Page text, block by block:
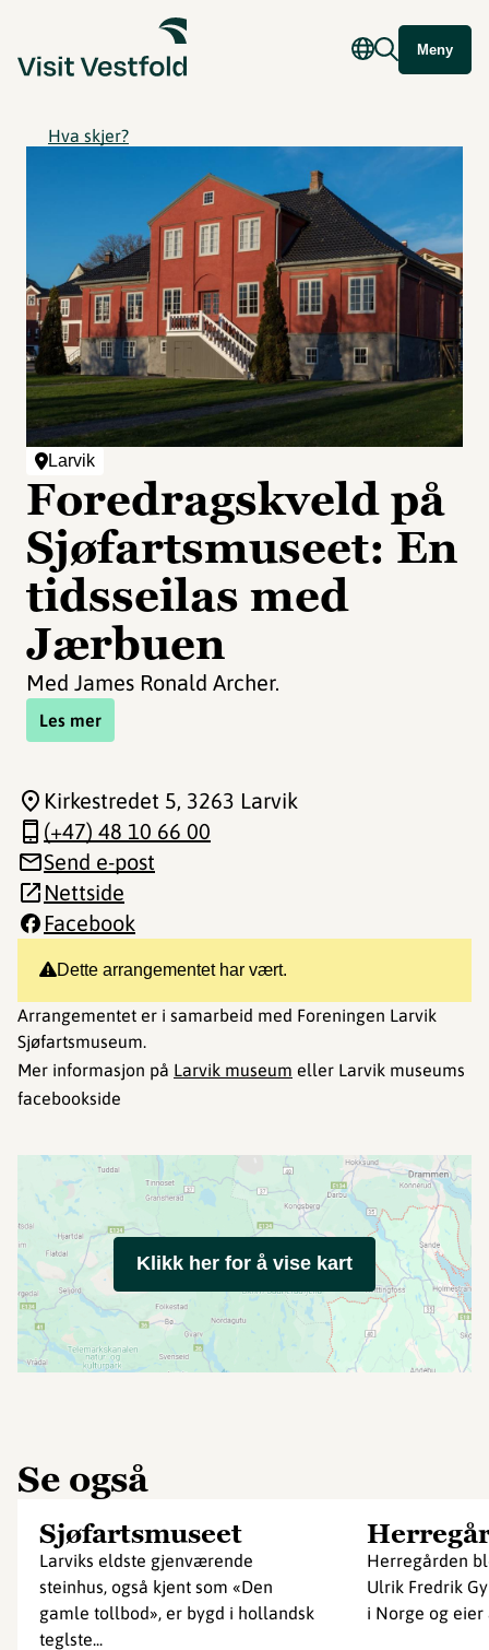
Meny
Hva skjer?
Larvik
Foredragskveld på
Sjøfartsmuseet: En
tidsseilas med
Jærbuen
Med James Ronald Archer.
Les mer
Dette arrangementet har vært.
Arrangementet er i samarbeid med Foreningen Larvik
Sjøfartsmuseum.
Mer informasjon på Larvik museum eller Larvik museums
facebookside
Kirkestredet 5, 3263 Larvik
(+47) 48 10 66 00
Send e-post
Nettside
Facebook
Klikk her for å vise kart
Se også
Sjøfartsmuseet
Larviks eldste gjenværende
steinhus, også kjent som «Den
gamle tollbod», er bygd i hollandsk
teglste...
Herregården
Ulrik Fredrik
i Norge og eier